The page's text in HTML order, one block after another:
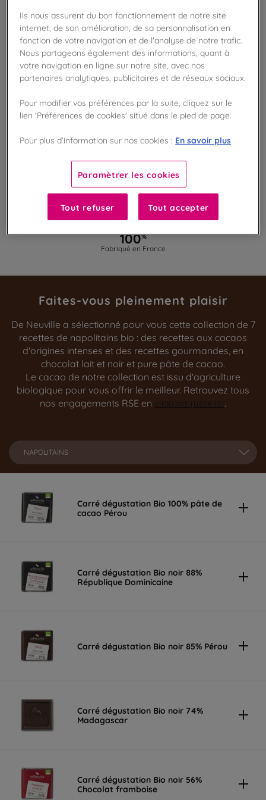
AJOUTER AU PANIER
Disponible en boutique !
Vérifier la disponibilité en magasin
dès 50€ d'achat
avec notre programme Privilège
Liste des ingrédients et allergènes
100%
Fabriqué en France
Faites-vous pleinement plaisir
De Neuville a sélectionné pour vous cette collection de 7
recettes de napolitains bio : des recettes aux cacaos
d'origines intenses et des recettes gourmandes, en
chocolat lait et noir et pure pâte de cacao.
Le cacao de notre collection est issu d'agriculture
biologique pour vous offrir le meilleur. Retrouvez tous
nos engagements RSE en
cliquant juste ici.
NAPOLITAINS
Carré dégustation Bio 100% pâte de
cacao Pérou
Carré dégustation Bio noir 88%
République Dominicaine
Carré dégustation Bio noir 85% Pérou
Carré dégustation Bio noir 74%
Madagascar
Carré dégustation Bio noir 56%
Chocolat framboise
Ils nous assurent du bon fonctionnement de notre site
internet, de son amélioration, de sa personnalisation en
fonction de votre navigation et de l'analyse de notre trafic.
Nous partageons également des informations, quant à
votre navigation en ligne sur notre site, avec nos
partenaires analytiques, publicitaires et de réseaux sociaux.
Pour modifier vos préférences par la suite, cliquez sur le
lien 'Préférences de cookies' situé dans le pied de page.
Pour plus d’information sur nos cookies : En savoir plus
Paramètrer les cookies
Tout refuser Tout accepter